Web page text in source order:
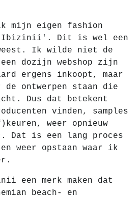
mijn eigen fashion
'Ibizinii'. Dit is wel een
Ik wilde niet de
dozijn webshop zijn
ergens inkoopt, maar
ontwerpen staan die
Dus dat betekent
vinden, samples
weer opnieuw
Dat is een lang proces
weer opstaan waar ik
een merk maken dat
beach- en